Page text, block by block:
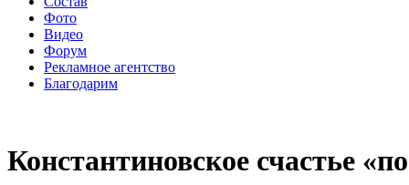
Фото
Видео
Форум
Рекламное агентство
Благодарим
Константиновское счастье